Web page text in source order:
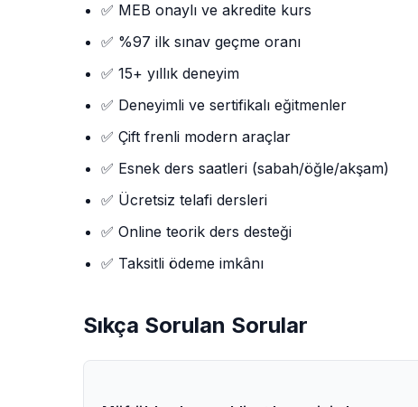
✅ MEB onaylı ve akredite kurs
✅ %97 ilk sınav geçme oranı
✅ 15+ yıllık deneyim
✅ Deneyimli ve sertifikalı eğitmenler
✅ Çift frenli modern araçlar
✅ Esnek ders saatleri (sabah/öğle/akşam)
✅ Ücretsiz telafi dersleri
✅ Online teorik ders desteği
✅ Taksitli ödeme imkânı
Sıkça Sorulan Sorular